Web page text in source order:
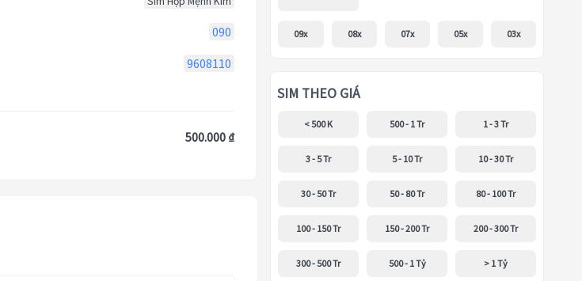
090
9608110
500.000 ₫
09x 08x 07x 05x 03x
SIM THEO GIÁ
< 500 K 500 - 1 Tr 1 - 3 Tr
3 - 5 Tr 5 - 10 Tr 10 - 30 Tr
30 - 50 Tr 50 - 80 Tr 80 - 100 Tr
100 - 150 Tr 150 - 200 Tr 200 - 300 Tr
300 - 500 Tr 500 - 1 Tỷ > 1 Tỷ